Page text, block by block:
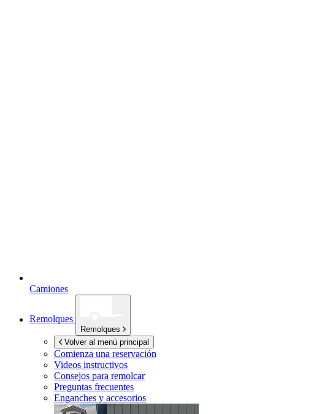
Camiones
Remolques
Remolques
Volver al menú principal
Comienza una reservación
Videos instructivos
Consejos para remolcar
Preguntas frecuentes
Enganches y accesorios